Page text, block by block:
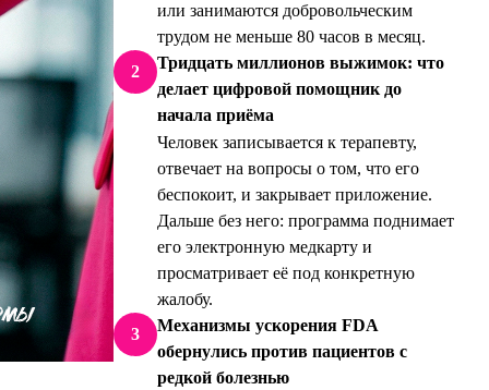
или занимаются добровольческим
трудом не меньше 80 часов в месяц.
2
Тридцать миллионов выжимок: что
делает цифровой помощник до
начала приёма
Человек записывается к терапевту,
отвечает на вопросы о том, что его
беспокоит, и закрывает приложение.
Дальше без него: программа поднимает
его электронную медкарту и
просматривает её под конкретную
жалобу.
3
Механизмы ускорения FDA
обернулись против пациентов с
редкой болезнью